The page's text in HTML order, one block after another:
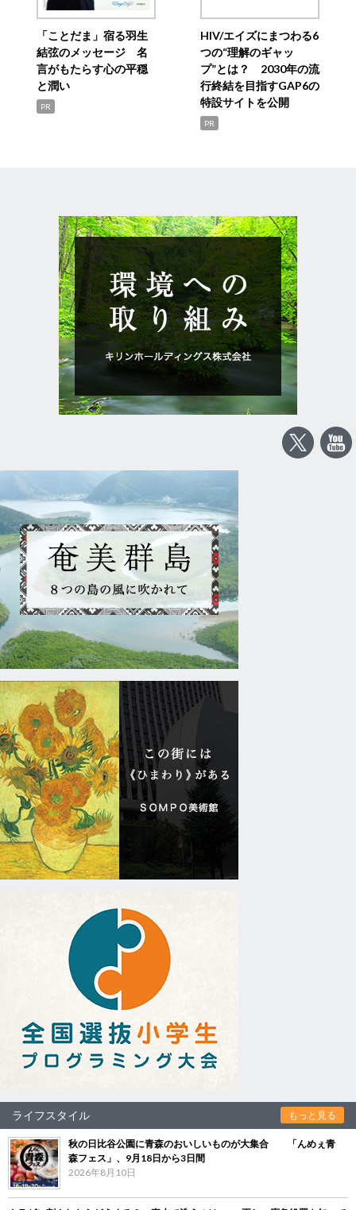
「ことだま」宿る羽生
結弦のメッセージ 名
言がもたらす心の平穏
と潤い
PR
HIV/エイズにまつわる6
つの“理解のギャッ
プ”とは？ 2030年の流
行終結を目指すGAP6の
特設サイトを公開
PR
ライフスタイル もっと見る
秋の日比谷公園に青森のおいしいものが大集合 「んめぇ青
森フェス」、9月18日から3日間
2026年8月10日